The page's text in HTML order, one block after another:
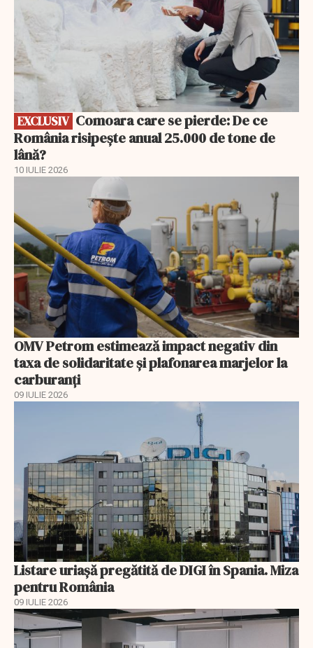
EXCLUSIV
România risipește anual 25.000 de tone de
lână?
10 IULIE 2026
OMV Petrom estimează impact negativ din
taxa de solidaritate și plafonarea marjelor la
carburanți
09 IULIE 2026
Listare uriașă pregătită de DIGI în Spania. Miza
pentru România
09 IULIE 2026